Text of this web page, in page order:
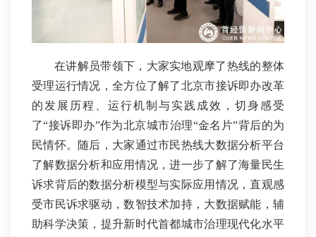
在讲解员带领下，大家实地观摩了热线的整体
受理运行情况，全方位了解了北京市接诉即办改革
的发展历程、运行机制与实践成效，切身感受
了“接诉即办”作为北京城市治理“金名片”背后的为
民情怀。随后，大家通过市民热线大数据分析平台
了解数据分析和应用情况，进一步了解了海量民生
诉求背后的数据分析模型与实际应用情况，直观感
受市民诉求驱动，数智技术加持，大数据赋能，辅
助科学决策，提升新时代首都城市治理现代化水平